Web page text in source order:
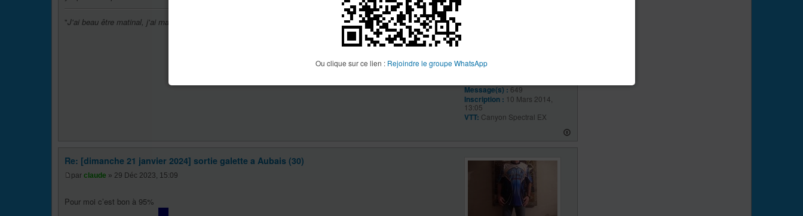
Ou clique sur ce lien : Rejoindre le groupe WhatsApp
"J'ai beau être matinal, j'ai mal !!!!!!
ancalagon
Message(s) : 649
Inscription : 10 Mars 2014,
13:05
VTT: Canyon Spectral EX
Re: [dimanche 21 janvier 2024] sortie galette a Aubais (30)
par claude » 29 Déc 2023, 15:09
Pour moi c’est bon à 95%